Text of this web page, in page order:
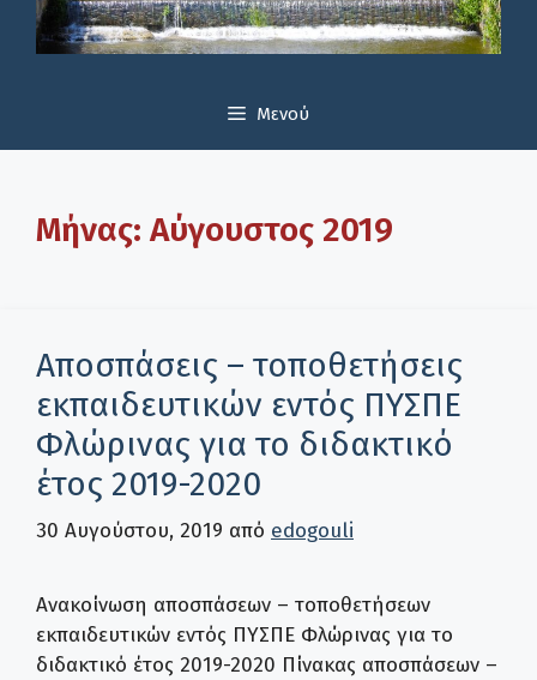
Μενού
Μήνας: Αύγουστος 2019
Αποσπάσεις – τοποθετήσεις
εκπαιδευτικών εντός ΠΥΣΠΕ
Φλώρινας για το διδακτικό
έτος 2019-2020
30 Αυγούστου, 2019 από edogouli
Ανακοίνωση αποσπάσεων – τοποθετήσεων
εκπαιδευτικών εντός ΠΥΣΠΕ Φλώρινας για το
διδακτικό έτος 2019-2020 Πίνακας αποσπάσεων –